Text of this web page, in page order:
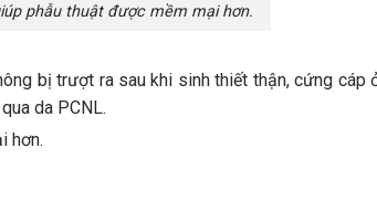
phẫu thuật được mềm mại hơn.
bị trượt ra sau khi sinh thiết thận, cứng cáp
da PCNL.
hơn.